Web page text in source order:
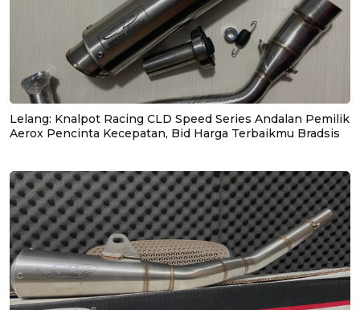
Lelang: Knalpot Racing CLD Speed Series Andalan Pemilik
Aerox Pencinta Kecepatan, Bid Harga Terbaikmu Bradsis